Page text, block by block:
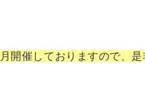
開催しておりますので、